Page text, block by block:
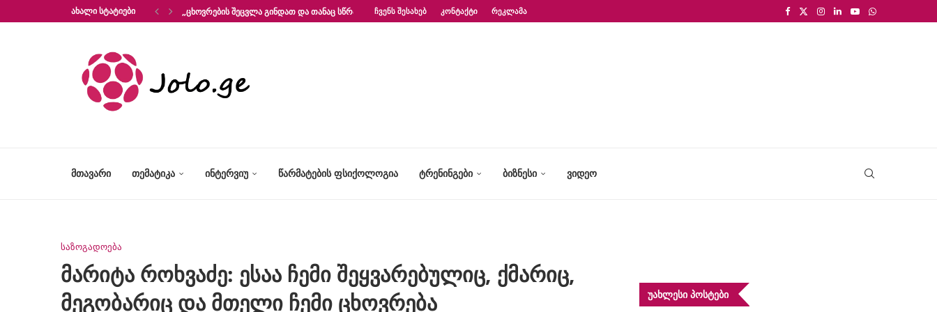
ᲐᲮᲐᲚᲘ ᲡᲢᲐᲢᲘᲔᲑᲘ „ᲪᲮᲝᲕᲠᲔᲑᲘᲡ ᲨᲔᲪᲕᲚᲐ ᲒᲘᲜᲓᲐᲗ ᲓᲐ ᲗᲐᲜᲐᲪ ᲡᲬᲠᲐᲤᲐᲓ?“ – ᲤᲡᲘᲥᲝᲚᲝᲒᲘᲡ...
ᲩᲕᲔᲜᲡ ᲨᲔᲡᲐᲮᲔᲑ ᲙᲝᲜᲢᲐᲥᲢᲘ ᲠᲔᲙᲚᲐᲛᲐ
ᲛᲗᲐᲕᲐᲠᲘ ᲗᲔᲛᲐᲢᲘᲙᲐ ᲘᲜᲢᲔᲠᲕᲘᲣ ᲬᲐᲠᲛᲐᲢᲔᲑᲘᲡ ᲤᲡᲘᲥᲝᲚᲝᲒᲘᲐ ᲢᲠᲔᲜᲘᲜᲒᲔᲑᲘ ᲑᲘᲖᲜᲔᲡᲘ ᲕᲘᲓᲔᲝ
საზოგადოება
მარიტა როხვაძე: ესაა ჩემი შეყვარებულიც, ქმარიც,
მეგობარიც და მთელი ჩემი ცხოვრება
ᲣᲐᲮᲚᲔᲡᲘ ᲞᲝᲡᲢᲔᲑᲘ